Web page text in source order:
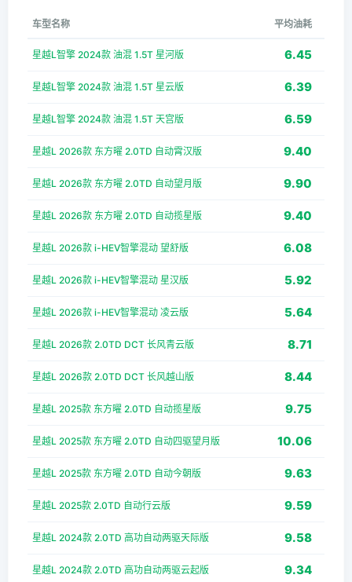
车型名称 平均油耗
星越L智擎 2024款 油混 1.5T 星河版 6.45
星越L智擎 2024款 油混 1.5T 星云版 6.39
星越L智擎 2024款 油混 1.5T 天宫版 6.59
星越L 2026款 东方曜 2.0TD 自动霄汉版 9.40
星越L 2026款 东方曜 2.0TD 自动望月版 9.90
星越L 2026款 东方曜 2.0TD 自动揽星版 9.40
星越L 2026款 i-HEV智擎混动 望舒版 6.08
星越L 2026款 i-HEV智擎混动 星汉版 5.92
星越L 2026款 i-HEV智擎混动 凌云版 5.64
星越L 2026款 2.0TD DCT 长风青云版 8.71
星越L 2026款 2.0TD DCT 长风越山版 8.44
星越L 2025款 东方曜 2.0TD 自动揽星版 9.75
星越L 2025款 东方曜 2.0TD 自动四驱望月版 10.06
星越L 2025款 东方曜 2.0TD 自动今朝版 9.63
星越L 2025款 2.0TD 自动行云版 9.59
星越L 2024款 2.0TD 高功自动两驱天际版 9.58
星越L 2024款 2.0TD 高功自动两驱云起版 9.34